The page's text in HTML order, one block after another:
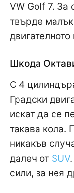
VW Golf 7. За
твърде
Шкода
С 4
Градски
искат да се
такава кола.
никакъв
далеч от SUV
сили, за нея